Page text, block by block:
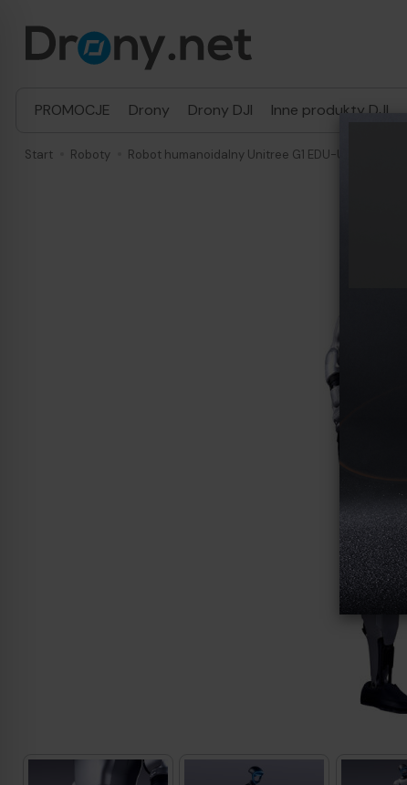
PROMOCJE Drony Drony DJI Inne produkty DJI
Start Roboty Robot humanoidalny Unitree G1 EDU-U4